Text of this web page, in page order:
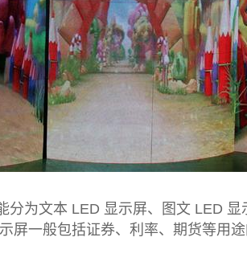
分为文本 LED 显示屏、图文 LED
屏一般包括证券、利率、期货等用途